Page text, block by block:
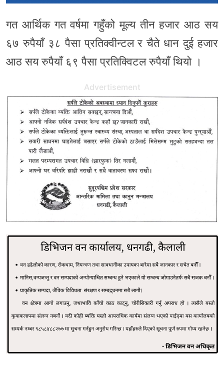
गत आर्थिक गत वर्षमा गहुँको मूल्य तीन हजार आठ सय
६७ रुपैयाँ ३८ पैसा प्रतिक्वीन्टल र चैते धान दुई हजार
आठ सय रुपैयाँ ६९ पैसा प्रतिक्विटल रुपैयाँ थियो ।
Advertisement